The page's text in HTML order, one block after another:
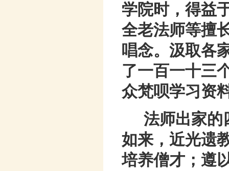
学院时，得益
全老法师等擅
唱念。汲取各
了一百一十三
众梵呗学习资
法师出家的
如来，近光遗
培养僧才；遵